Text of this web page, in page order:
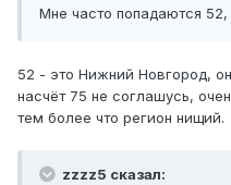
Мне часто попадаются
52 - это Нижний Новгород,
насчёт 75 не соглашусь,
тем более что регион нищий.
zzzz5 сказал: